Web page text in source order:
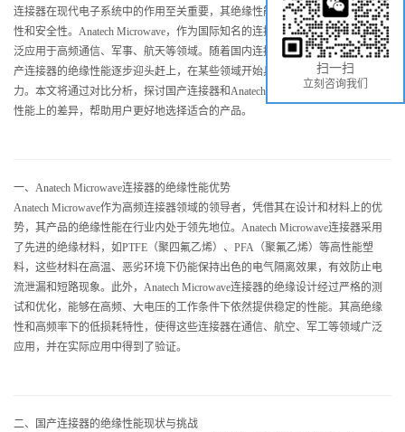
连接器在现代电子系统中的作用至关重要，其绝缘性能直接影响到设备的稳定
性和安全性。Anatech Microwave，作为国际知名的连接器品牌，其绝缘性能广
泛应用于高频通信、军事、航天等领域。随着国内连接器技术的不断发展，国
产连接器的绝缘性能逐步迎头赶上，在某些领域开始具备与进口品牌竞争的实
力。本文将通过对比分析，探讨国产连接器和Anatech Microwave连接器在绝缘
性能上的差异，帮助用户更好地选择适合的产品。
一、Anatech Microwave连接器的绝缘性能优势
Anatech Microwave作为高频连接器领域的领导者，凭借其在设计和材料上的优
势，其产品的绝缘性能在行业内处于领先地位。Anatech Microwave连接器采用
了先进的绝缘材料，如PTFE（聚四氟乙烯）、PFA（聚氟乙烯）等高性能塑
料，这些材料在高温、恶劣环境下仍能保持出色的电气隔离效果，有效防止电
流泄漏和短路现象。此外，Anatech Microwave连接器的绝缘设计经过严格的测
试和优化，能够在高频、大电压的工作条件下依然提供稳定的性能。其高绝缘
性和高频率下的低损耗特性，使得这些连接器在通信、航空、军工等领域广泛
应用，并在实际应用中得到了验证。
二、国产连接器的绝缘性能现状与挑战
扫一扫
立刻咨询我们